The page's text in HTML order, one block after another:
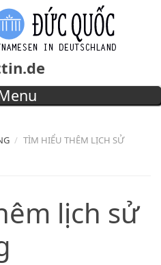
TÌM HIỂU THÊM LỊCH SỬ
lịch sử